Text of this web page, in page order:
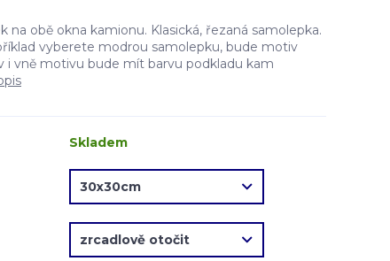
na obě okna kamionu. Klasická, řezaná samolepka.
vyberete modrou samolepku, bude motiv
i vně motivu bude mít barvu podkladu kam
Skladem